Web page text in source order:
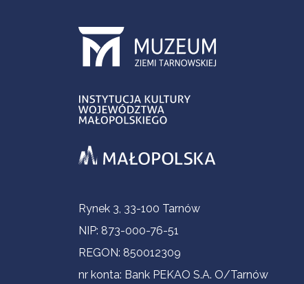
Informacje kontaktowe
Rynek 3, 33-100 Tarnów
NIP: 873-000-76-51
REGON: 850012309
nr konta: Bank PEKAO S.A. O/Tarnów